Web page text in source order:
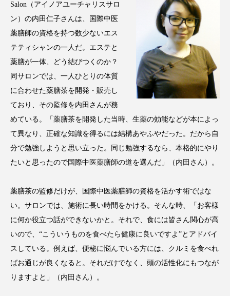
カカイオイル キーワード
クルエルティフリー クレンジング
クローズアップ ケーススタディ
コスト削減
コネクテッド・ビューティ
コルチゾール サステナビリティ
サステナブル美容 サプライチェーン
サロン経営 サロン連略 シャネル
スカルプ クレンジング 頻度 スカルプケア
スキンケアルーティン
Salon（アイノアユーチャリスサロ
ン）の内田仁子さんは、国際中医
薬膳師の資格を持つ数少ないエス
テティシャンの一人だ。エステと
薬膳が一体、どう結びつくのか？
同サロンでは、一人ひとりの体質
に合わせた薬膳茶を開発・販売し
ており、その監修を内田さんが務
めている。「薬膳茶を開発した当時、生薬の効能などが本によっ
て異なり、正確な知識を得るには結構あやふやだった。だから自
分で勉強しようと思い立った。同じ勉強するなら、本格的にやり
たいと思ったので国際中医薬膳師の道を選んだ」（内田さん）。
薬膳茶の監修だけが、国際中医薬膳師の資格を活かす術ではな
い。サロンでは、施術に長い時間をかける。そんな時、「お客様
に何か役立つ話ができないかと。それで、食には皆さん関心が高
いので、“こういうものを食べたら健康に良いですよ”とアドバイ
スしている。例えば、便秘に悩んでいる方には、クルミを食べれ
ばお通じが良くなると。それだけでなく、頭の活性化にもつなが
りますよと」（内田さん）。